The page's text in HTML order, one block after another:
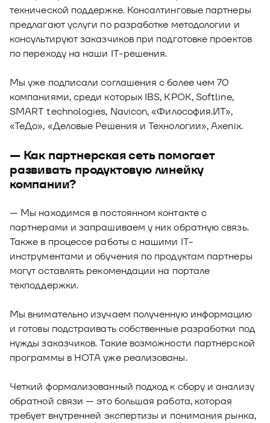
технической поддержке. Консалтинговые партнеры
предлагают услуги по разработке методологии и
консультируют заказчиков при подготовке проектов
по переходу на наши IT-решения.
Мы уже подписали соглашения с более чем 70
компаниями, среди которых IBS, КРОК, Softline,
SMART technologies, Navicon, «Философия.ИТ»,
«ТеДо», «Деловые Решения и Технологии», Axenix.
— Как партнерская сеть помогает
развивать продуктовую линейку
компании?
— Мы находимся в постоянном контакте с
партнерами и запрашиваем у них обратную связь.
Также в процессе работы с нашими IT-
инструментами и обучения по продуктам партнеры
могут оставлять рекомендации на портале
техподдержки.
Мы внимательно изучаем полученную информацию
и готовы подстраивать собственные разработки под
нужды заказчиков. Такие возможности партнерской
программы в НОТА уже реализованы.
Четкий формализованный подход к сбору и анализу
обратной связи — это большая работа, которая
требует внутренней экспертизы и понимания рынка,